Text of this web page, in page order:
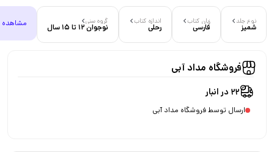
نوع جلد
شمیز
زبان کتاب
فارسی
اندازه کتاب
رحلی
گروه سنی
نوجوان 12 تا 15 سال
فروشگاه مداد آبی
22 در انبار
ارسال توسط فروشگاه مداد آبی